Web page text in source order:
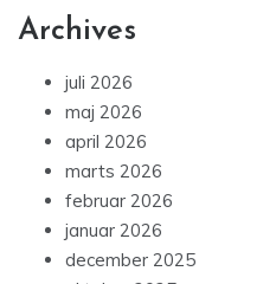
Archives
juli 2026
maj 2026
april 2026
marts 2026
februar 2026
januar 2026
december 2025